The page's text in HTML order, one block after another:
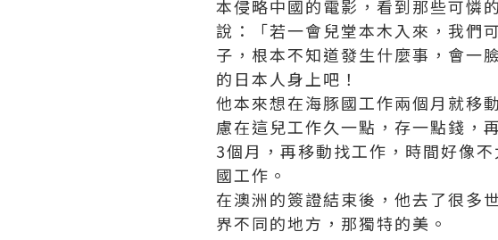
本侵略中國的電影，看到那些可憐
說：「若一會兒堂本木入來，我們
子，根本不知道發生什麼事，會一
的日本人身上吧！
他本來想在海豚國工作兩個月就移
慮在這兒工作久一點，存一點錢，
3個月，再移動找工作，時間好像
國工作。
在澳洲的簽證結束後，他去了很多
界不同的地方，那獨特的美。